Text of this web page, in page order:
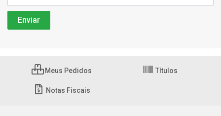
Meus Pedidos Títulos
Notas Fiscais